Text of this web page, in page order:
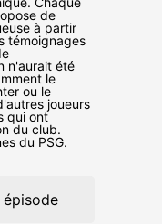
de
à partir
témoignages
n'aurait été
le
ou le
joueurs
qui ont
du club.
du PSG.